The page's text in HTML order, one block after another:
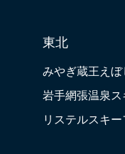
東北
みやぎ蔵王え
岩手網張温泉
リステルスキ